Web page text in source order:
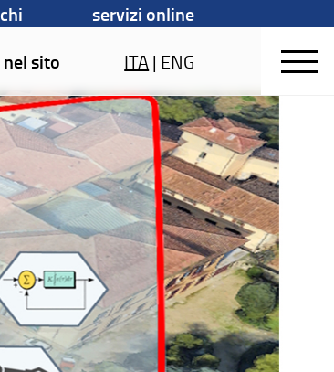
servizi online
sito
ITA| ENG